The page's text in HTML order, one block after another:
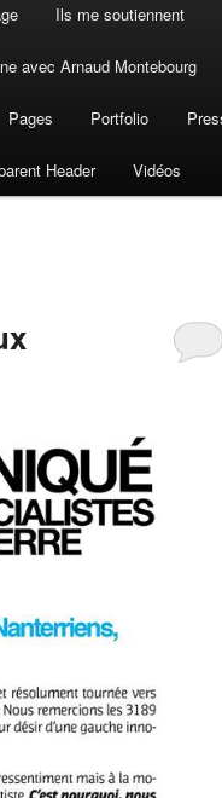
Ils me soutiennent
avec Arnaud Montebourg
Pages Portfolio
Header Vidéos